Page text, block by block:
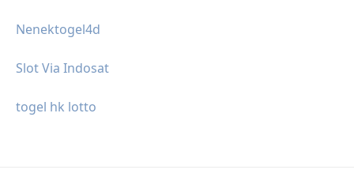
Nenektogel4d
Slot Via Indosat
togel hk lotto